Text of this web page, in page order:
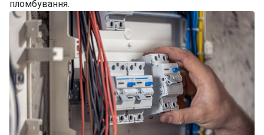
пломбування.